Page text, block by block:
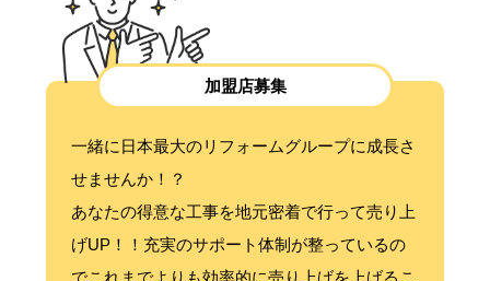
加盟店募集
一緒に日本最大のリフォームグループに成長さ
せませんか！？
あなたの得意な工事を地元密着で行って売り上
げUP！！充実のサポート体制が整っているの